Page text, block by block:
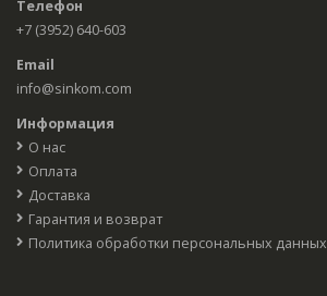
Телефон
+7 (3952) 640-603
Email
info@sinkom.com
Информация
О нас
Оплата
Доставка
Гарантия и возврат
Политика обработки персональных данных